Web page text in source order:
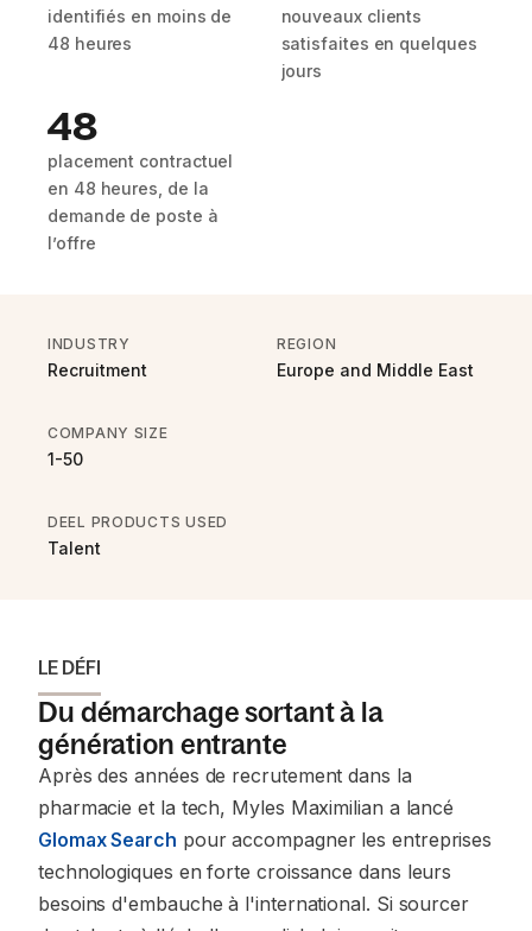
identifiés en moins de
48 heures
nouveaux clients
satisfaites en quelques
jours
48
placement contractuel
en 48 heures, de la
demande de poste à
l’offre
INDUSTRY
Recruitment
REGION
Europe and Middle East
COMPANY SIZE
1-50
DEEL PRODUCTS USED
Talent
LE DÉFI
Du démarchage sortant à la
génération entrante
Après des années de recrutement dans la
pharmacie et la tech, Myles Maximilian a lancé
Glomax Search pour accompagner les entreprises
technologiques en forte croissance dans leurs
besoins d'embauche à l'international. Si sourcer